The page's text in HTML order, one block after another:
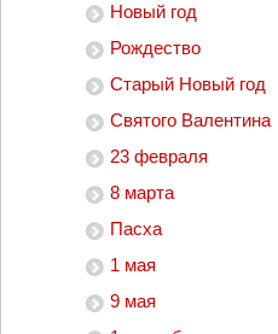
Новый год
Рождество
Старый Новый год
Святого Валентина
23 февраля
8 марта
Пасха
1 мая
9 мая